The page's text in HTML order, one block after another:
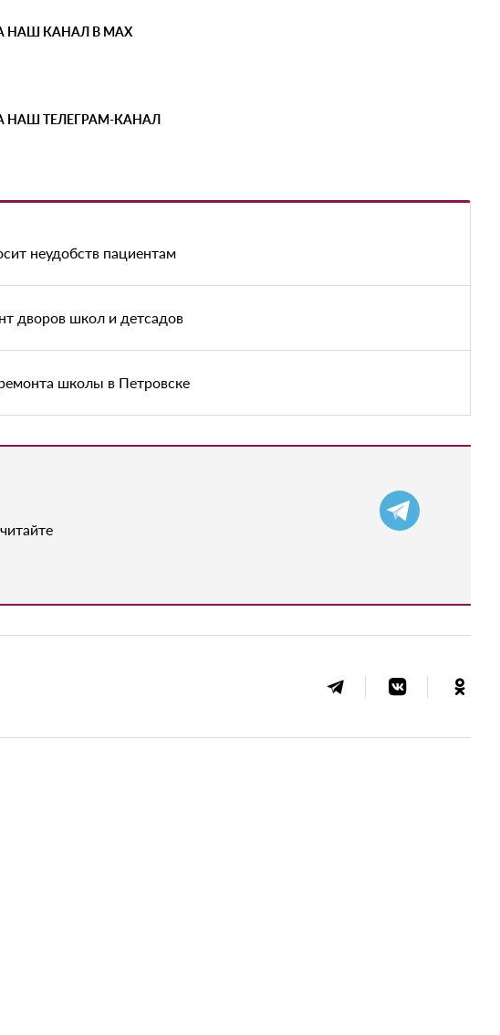
НАШ КАНАЛ В MAX
НАШ ТЕЛЕГРАМ-КАНАЛ
неудобств пациентам
дворов школ и детсадов
школы в Петровске